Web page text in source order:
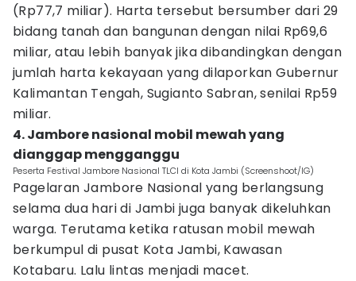
(Rp77,7 miliar). Harta tersebut bersumber dari 29
bidang tanah dan bangunan dengan nilai Rp69,6
miliar, atau lebih banyak jika dibandingkan dengan
jumlah harta kekayaan yang dilaporkan Gubernur
Kalimantan Tengah, Sugianto Sabran, senilai Rp59
miliar.
4. Jambore nasional mobil mewah yang
dianggap mengganggu
Peserta Festival Jambore Nasional TLCI di Kota Jambi (Screenshoot/IG)
Pagelaran Jambore Nasional yang berlangsung
selama dua hari di Jambi juga banyak dikeluhkan
warga. Terutama ketika ratusan mobil mewah
berkumpul di pusat Kota Jambi, Kawasan
Kotabaru. Lalu lintas menjadi macet.